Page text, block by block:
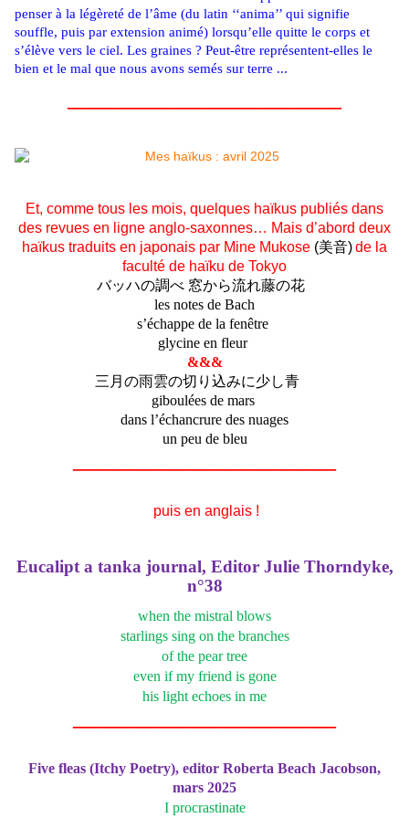
penser à la légèreté de l’âme (du latin ‘‘anima’’ qui signifie
souffle, puis par extension animé) lorsqu’elle quitte le corps et
s’élève vers le ciel. Les graines ? Peut-être représentent-elles le
bien et le mal que nous avons semés sur terre ...
Et, comme tous les mois, quelques haïkus publiés dans
des revues en ligne anglo-saxonnes… Mais d’abord deux
haïkus traduits en japonais par Mine Mukose (美音)de la
faculté de haïku de Tokyo
バッハの調べ 窓から流れ藤の花
les notes de Bach
s’échappe de la fenêtre
glycine en fleur
&&&
三月の雨雲の切り込みに少し青
giboulées de mars
dans l’échancrure des nuages
un peu de bleu
puis en anglais !
Eucalipt a tanka journal, Editor Julie Thorndyke,
n°38
when the mistral blows
starlings sing on the branches
of the pear tree
even if my friend is gone
his light echoes in me
Five fleas (Itchy Poetry), editor Roberta Beach Jacobson,
mars 2025
I procrastinate